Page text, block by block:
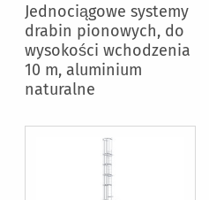
Jednociągowe systemy
drabin pionowych, do
wysokości wchodzenia
10 m, aluminium
naturalne